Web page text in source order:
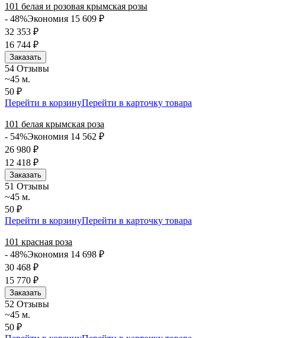
101 белая и розовая крымская розы
- 48%Экономия 15 609 ₽
32 353 ₽
16 744 ₽
Заказать
54 Отзывы
~45 м.
50 ₽
Перейти в корзинуПерейти в карточку товара
101 белая крымская роза
- 54%Экономия 14 562 ₽
26 980 ₽
12 418 ₽
Заказать
51 Отзывы
~45 м.
50 ₽
Перейти в корзинуПерейти в карточку товара
101 красная роза
- 48%Экономия 14 698 ₽
30 468 ₽
15 770 ₽
Заказать
52 Отзывы
~45 м.
50 ₽